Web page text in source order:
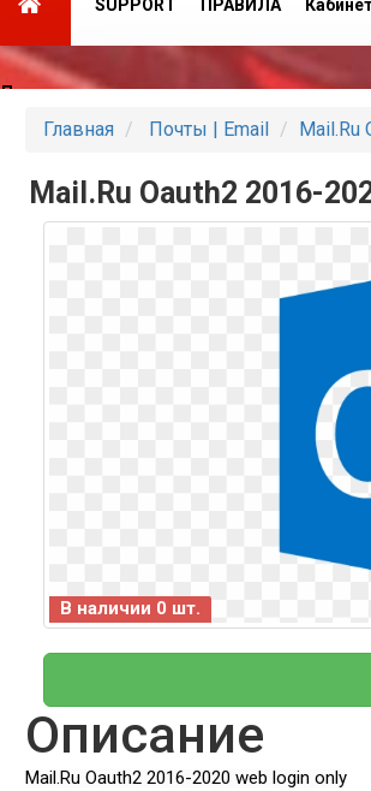
SUPPORT ПРАВИЛА
Партнеры
Главная Почты | Email Mail.Ru
Mail.Ru Oauth2 2016-
В наличии 0 шт.
Описание
Mail.Ru Oauth2 2016-2020 web login only